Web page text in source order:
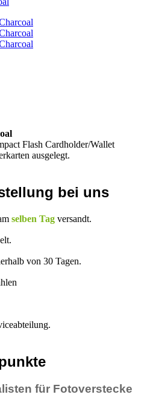
Flash Cardholder/Wallet
ausgelegt.
bei uns
selben Tag versandt.
von 30 Tagen.
für Fotoverstecke